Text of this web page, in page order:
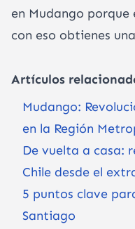
en Mudango porque
con eso obtienes
Artículos
Mudango:
en la Región
De vuelta a casa:
Chile desde el
5 puntos clave
Santiago